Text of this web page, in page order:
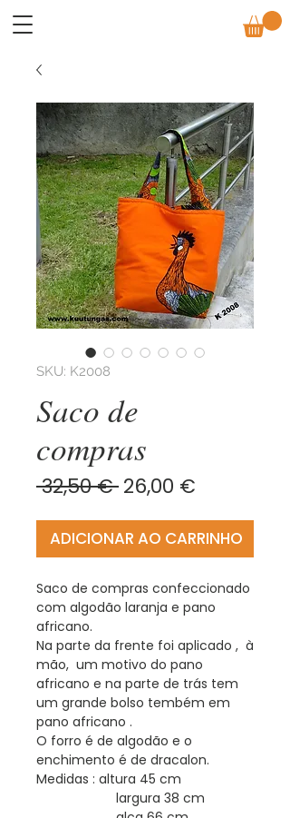
SKU: K2008
Saco de
compras
32,50 € Preço
26,00 €
ADICIONAR AO CARRINHO
Saco de compras confeccionado
com algodão laranja e pano
africano.
Na parte da frente foi aplicado , à
mão, um motivo do pano
africano e na parte de trás tem
um grande bolso tembém em
pano africano .
O forro é de algodão e o
enchimento é de dracalon.
Medidas : altura 45 cm
largura 38 cm